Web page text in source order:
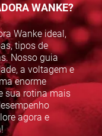
WANKE?
Wanke ideal,
tipos de
Nosso guia
a voltagem e
enorme
sua rotina mais
agora e